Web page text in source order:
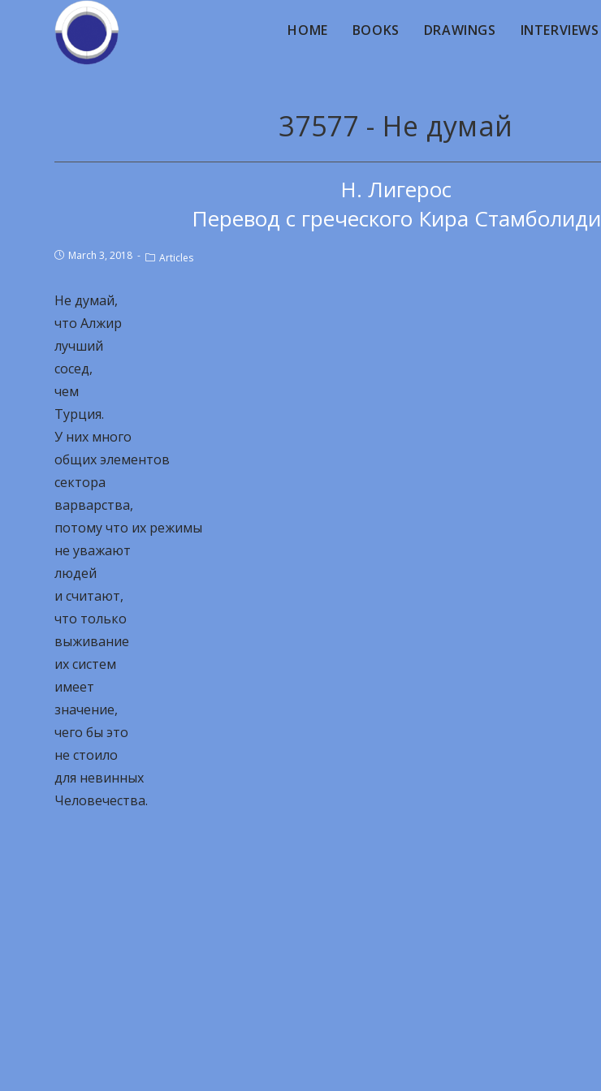
HOME BOOKS DRAWINGS INTERVIEWS
37577 - Не думай
Н. Лигерос
Перевод с греческого Кира Стамболиди
March 3, 2018 Articles
Не думай,
что Алжир
лучший
сосед,
чем
Турция.
У них много
общих элементов
сектора
варварства,
потому что их режимы
не уважают
людей
и считают,
что только
выживание
их систем
имеет
значение,
чего бы это
не стоило
для невинных
Человечества.